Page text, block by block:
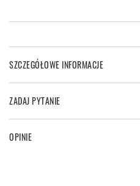
SZCZEGÓŁOWE INFORMACJE
ZADAJ PYTANIE
OPINIE